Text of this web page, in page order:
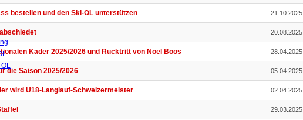
bestellen und den Ski-OL unterstützen 21.10.2025
20.08.2025
Kader 2025/2026 und Rücktritt von Noel Boos 28.04.2025
die Saison 2025/2026 05.04.2025
wird U18-Langlauf-Schweizermeister 02.04.2025
29.03.2025